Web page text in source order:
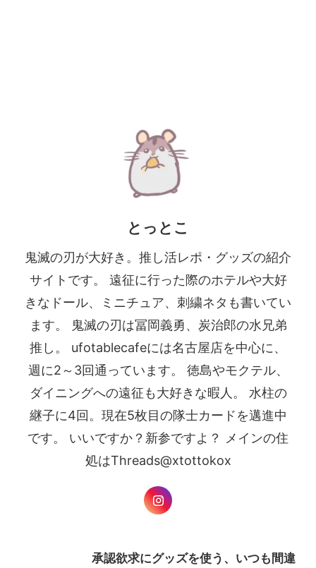
とっとこ
鬼滅の刃が大好き。推し活レポ・グッズの紹介
サイトです。 遠征に行った際のホテルや大好
きなドール、ミニチュア、刺繍ネタも書いてい
ます。 鬼滅の刃は冨岡義勇、炭治郎の水兄弟
推し。 ufotablecafeには名古屋店を中心に、
週に2～3回通っています。 徳島やモクテル、
ダイニングへの遠征も大好きな暇人。 水柱の
継子に4回。現在5枚目の隊士カードを邁進中
です。 いいですか？新参ですよ？ メインの住
処はThreads@xtottokox
承認欲求にグッズを使う、いつも間違